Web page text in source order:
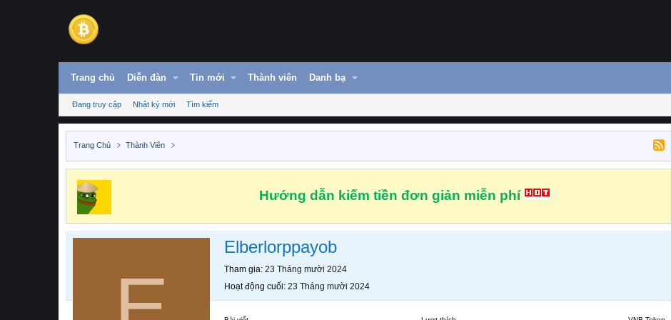
Trang chủ Diễn đàn Tin mới Thành viên Danh bạ
Đang truy cập Nhật ký mới Tìm kiếm
Trang Chủ Thành Viên
Hướng dẫn kiếm tiền đơn giản miễn phí
Elberlorppayob
Tham gia 23 Tháng mười 2024
Hoạt động cuối 23 Tháng mười 2024